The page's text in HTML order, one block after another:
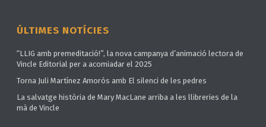
ÚLTIMES NOTÍCIES
“LLIG amb premeditació!”, la nova campanya d’animació lectora de
Vincle Editorial per a acomiadar el 2025
Torna Juli Martínez Amorós amb El silenci de les pedres
La salvatge història de Mary MacLane arriba a les llibreries de la
mà de Vincle